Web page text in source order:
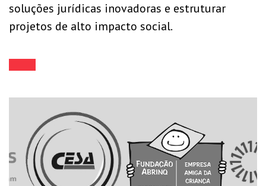
soluções jurídicas inovadoras e estruturar
projetos de alto impacto social.